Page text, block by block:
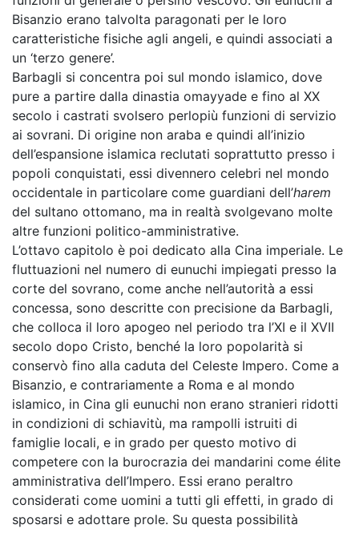
Bisanzio erano talvolta paragonati per le loro
caratteristiche fisiche agli angeli, e quindi associati a
un ‘terzo genere’.
Barbagli si concentra poi sul mondo islamico, dove
pure a partire dalla dinastia omayyade e fino al XX
secolo i castrati svolsero perlopiù funzioni di servizio
ai sovrani. Di origine non araba e quindi all’inizio
dell’espansione islamica reclutati soprattutto presso i
popoli conquistati, essi divennero celebri nel mondo
occidentale in particolare come guardiani dell’harem
del sultano ottomano, ma in realtà svolgevano molte
altre funzioni politico-amministrative.
L’ottavo capitolo è poi dedicato alla Cina imperiale. Le
fluttuazioni nel numero di eunuchi impiegati presso la
corte del sovrano, come anche nell’autorità a essi
concessa, sono descritte con precisione da Barbagli,
che colloca il loro apogeo nel periodo tra l’XI e il XVII
secolo dopo Cristo, benché la loro popolarità si
conservò fino alla caduta del Celeste Impero. Come a
Bisanzio, e contrariamente a Roma e al mondo
islamico, in Cina gli eunuchi non erano stranieri ridotti
in condizioni di schiavitù, ma rampolli istruiti di
famiglie locali, e in grado per questo motivo di
competere con la burocrazia dei mandarini come élite
amministrativa dell’Impero. Essi erano peraltro
considerati come uomini a tutti gli effetti, in grado di
sposarsi e adottare prole. Su questa possibilità